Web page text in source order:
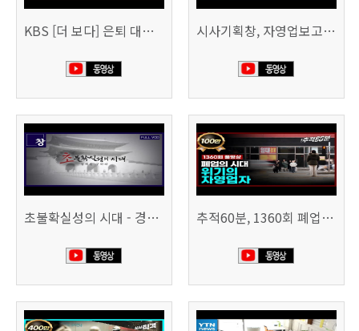
KBS [더 보다] 은퇴 대신 폐업 시사기획창, 자영업보고서 빚의 굴레 507회 (KBS 25.6.10)
초불확실성의 시대 - 경제를 구하라 494회 (KBS 25.2.11) 추적60분, 1360회 폐업의 시대, 위기의 자영업자